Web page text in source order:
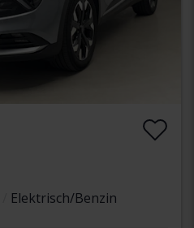
Elektrisch/Benzin